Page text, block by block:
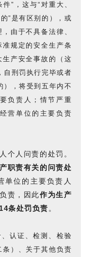
”，这与“对重大、
”是有区别的），或
由于不具备法律、
规定的安全生产条
产安全事故的（这
自刑罚执行完毕或者
），将受到五年内不
负责人；情节严重
营单位的主要负责
个人问责的处罚。
职责有关的问责处
单位的主要负责人
责，因此作为生产
条处罚负责 。
认证、检测、检验
）、关于其他负责